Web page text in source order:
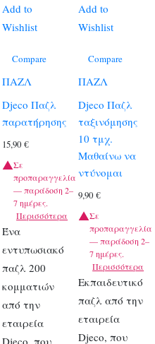
Add to
Wishlist
Compare
ΠΑΖΛ
Djeco Παζλ
παρατήρησης
15,90€
Σε
προπαραγγελία
— παράδοση 2–
7 ημέρες.
Περισσότερα
Ένα
εντυπωσιακό
παζλ 200
κομματιών
από την
εταιρεία
Djeco, που
Add to
Wishlist
Compare
ΠΑΖΛ
Djeco Παζλ
ταξινόμησης
10 τμχ.
Μαθαίνω να
ντύνομαι
9,90€
Σε
προπαραγγελία
— παράδοση 2–
7 ημέρες.
Περισσότερα
Εκπαιδευτικό
παζλ από την
εταιρεία
Djeco, που